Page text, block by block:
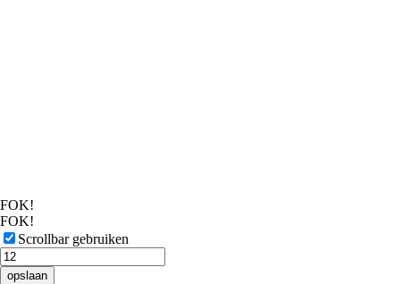
FOK!
FOK!
Scrollbar gebruiken
opslaan